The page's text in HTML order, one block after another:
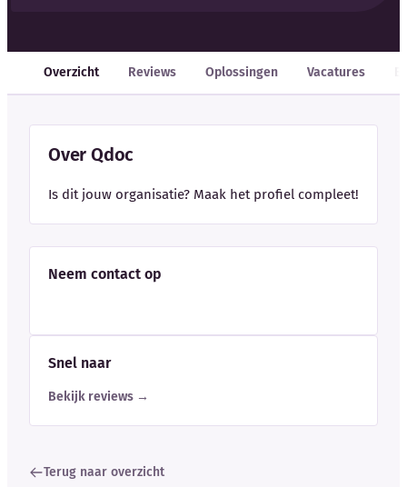
Overzicht Reviews Oplossingen Vacatures
Over Qdoc
Is dit jouw organisatie? Maak het profiel compleet!
Neem contact op
Snel naar
Bekijk reviews →
Terug naar overzicht